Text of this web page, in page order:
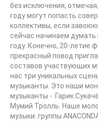
без исключения,
году могут попасть
коллективы, если
сейчас начинаем
году. Конечно, 20-летие
прекрасный повод
составов участвующих
нас три уникальных
музыканты. Это наши
музыканты - Гарик
Мумий Тролль. Наше
музыки: группы